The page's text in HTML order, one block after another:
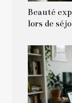
Beauté
lors de